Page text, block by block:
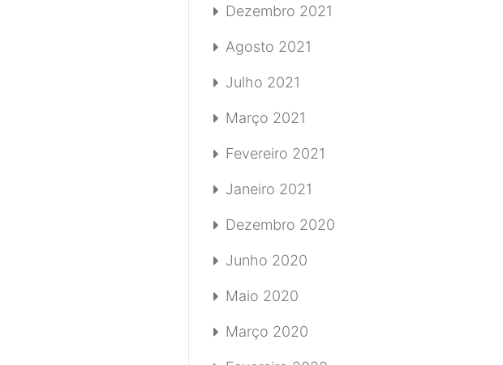
Dezembro 2021
Agosto 2021
Julho 2021
Março 2021
Fevereiro 2021
Janeiro 2021
Dezembro 2020
Junho 2020
Maio 2020
Março 2020